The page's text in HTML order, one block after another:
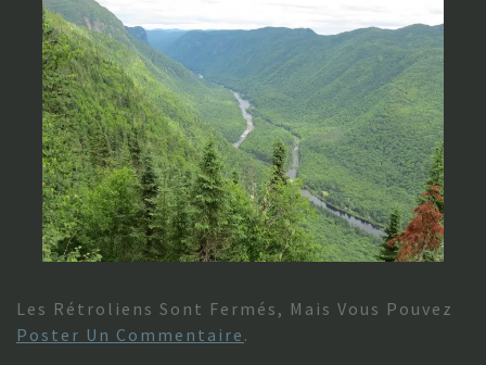
Les Rétroliens Sont Fermés, Mais Vous Pouvez
Poster Un Commentaire .